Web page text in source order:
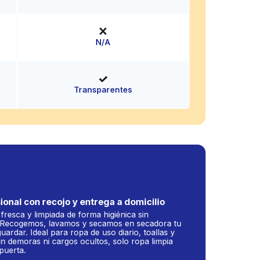
N/A
Transparentes
con recojo y entrega a domicilio
y limpiada de forma higiénica sin
lavamos y secamos en secadora tu
Ideal para ropa de uso diario, toallas y
demoras ni cargos ocultos, solo ropa limpia